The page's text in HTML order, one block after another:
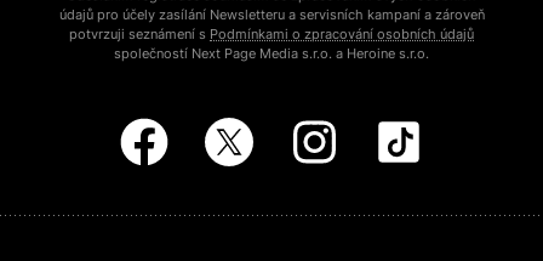
údajů pro účely zasílání Newsletteru a servisních kampaní a zároveň
potvrzuji seznámení s Podmínkami o zpracování osobních údajů
společností Next Page Media s.r.o. a Heroine s.r.o.